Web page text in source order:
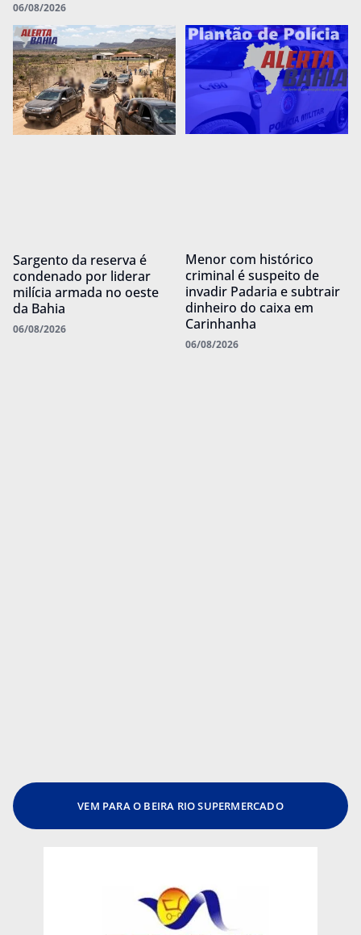
06/08/2026
Sargento da reserva é
condenado por liderar
milícia armada no oeste
da Bahia
06/08/2026
Menor com histórico
criminal é suspeito de
invadir Padaria e subtrair
dinheiro do caixa em
Carinhanha
06/08/2026
VEM PARA O BEIRA RIO SUPERMERCADO